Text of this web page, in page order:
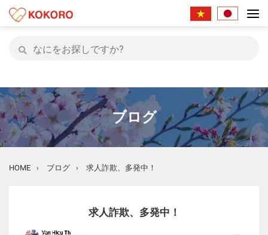
ブログ
HOME › ブログ › 求人詐欺、多発中！
求人詐欺、多発中！